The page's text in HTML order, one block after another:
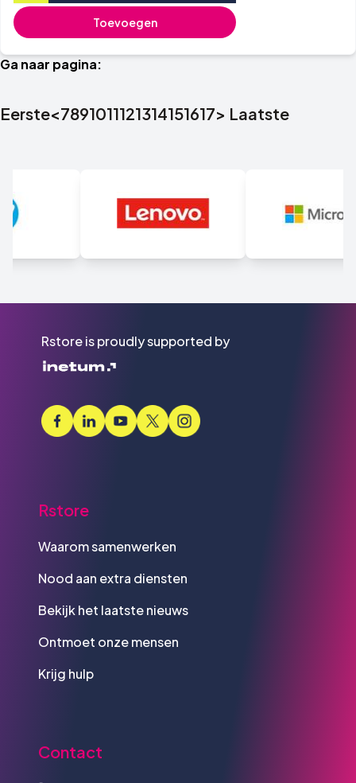
Toevoegen
Ga naar pagina:
Eerste<7891011121314151617> Laatste
Rstore is proudly supported by
Rstore
Waarom samenwerken
Nood aan extra diensten
Bekijk het laatste nieuws
Ontmoet onze mensen
Krijg hulp
Contact